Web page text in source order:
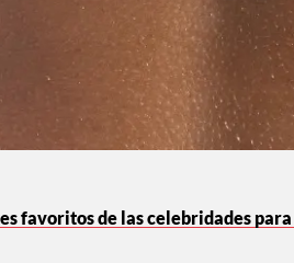
favoritos de las celebridades